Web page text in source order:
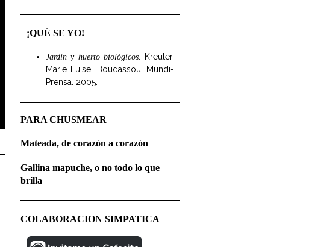
¡QUÉ SE YO!
Jardín y huerto biológicos.
Kreuter,
Marie Luise. Boudassou. Mundi-
Prensa. 2005.
PARA CHUSMEAR
Mateada, de corazón a corazón
Gallina mapuche, o no todo lo que
brilla
COLABORACION SIMPATICA